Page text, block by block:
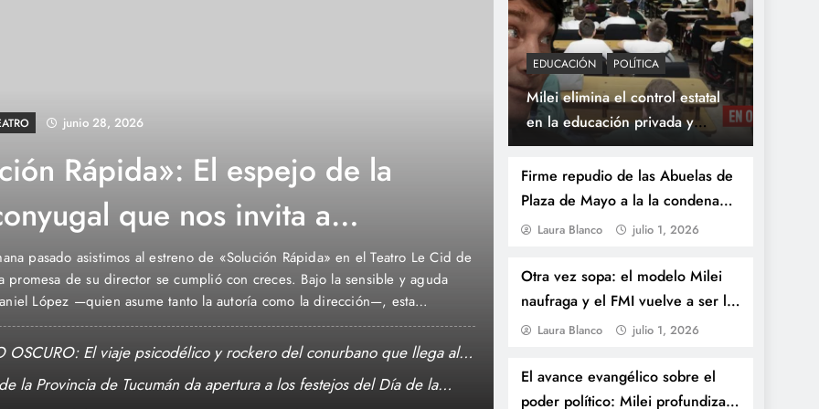
EDUCACIÓN POLÍTICA
Milei elimina el control estatal
en la educación privada y
habilita aumentos sin límites
Firme repudio de las Abuelas de
Plaza de Mayo a la la condena
contra CFK y advirtió sobre el
poder judicial
Laura Blanco julio 1, 2026
Otra vez sopa: el modelo Milei
naufraga y el FMI vuelve a ser la
última carta
Laura Blanco julio 1, 2026
El avance evangélico sobre el
poder político: Milei profundiza
junio 26, 2026
la magia del teatro
se estrena «Abuela
una aventura espacial y
para toda la familia
del ex Clú del Claun Eduardo Bertoglio, la obra combina inclusión,
y el espíritu del teatro comunitario. Las funciones serán los
julio y el primer domingo de agosto en Villa Crespo, con fechas especiales
La cartelera teatral porteña se prepara para recibir una propuesta única
OSCURO: El viaje psicodélico y rockero del conurbano que llega al
de la Provincia de Tucumán da apertura a los festejos del Día de la
CINE TV SERIES CULTURA julio 1, 2026
CUARTO OSCURO:
psicodélico y rockero
que llega al Cine
INCAA. Una experiencia sensorial única que
absurdo underground. El cine nacional abre
estreno comercial de «Cuarto Oscuro», la
Independencia
«Solución Rápida»: El espejo de la vida